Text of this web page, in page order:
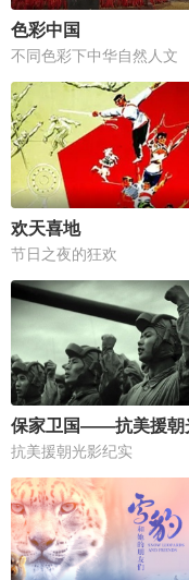
色彩中国
不同色彩下中华自然人文
欢天喜地
节日之夜的狂欢
抗美援朝光影纪实